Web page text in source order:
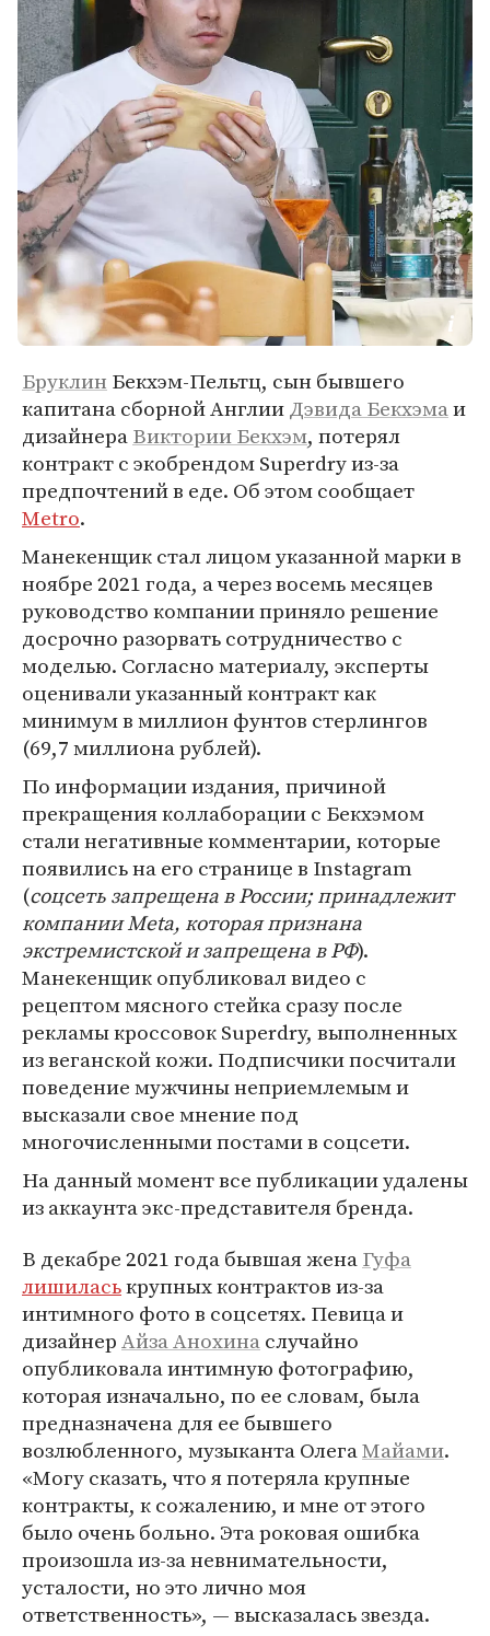
Бруклин Бекхэм-Пельтц, сын бывшего
капитана сборной АнглииДэвида Бекхэмаи
дизайнераВиктории Бекхэм, потерял
контракт с экобрендом Superdry из-за
предпочтений в еде. Об этом сообщает
Metro.
Манекенщик стал лицом указанной марки в
ноябре 2021 года, а через восемь месяцев
руководство компании приняло решение
досрочно разорвать сотрудничество с
моделью. Согласно материалу, эксперты
оценивали указанный контракт как
минимум в миллион фунтов стерлингов
(69,7 миллиона рублей).
По информации издания, причиной
прекращения коллаборации с Бекхэмом
стали негативные комментарии, которые
появились на его странице в Instagram
(соцсеть запрещена в России; принадлежит
компании Meta, которая признана
экстремистской и запрещена в РФ).
Манекенщик опубликовал видео с
рецептом мясного стейка сразу после
рекламы кроссовок Superdry, выполненных
из веганской кожи. Подписчики посчитали
поведение мужчины неприемлемым и
высказали свое мнение под
многочисленными постами в соцсети.
На данный момент все публикации удалены
из аккаунта экс-представителя бренда.
В декабре 2021 года бывшая женаГуфа
лишиласькрупных контрактов из-за
интимного фото в соцсетях. Певица и
дизайнерАйза Анохинаслучайно
опубликовала интимную фотографию,
которая изначально, по ее словам, была
предназначена для ее бывшего
возлюбленного, музыканта ОлегаМайами.
«Могу сказать, что я потеряла крупные
контракты, к сожалению, и мне от этого
было очень больно. Эта роковая ошибка
произошла из-за невнимательности,
усталости, но это лично моя
ответственность», — высказалась звезда.